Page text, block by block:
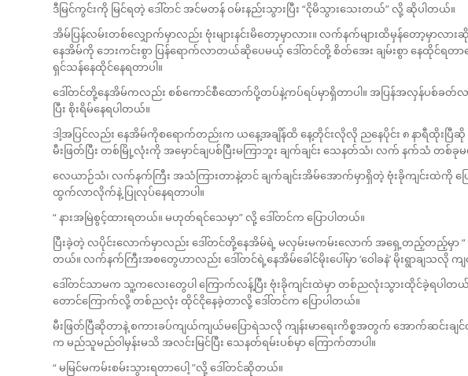
ဒီမြင်ကွင်းကို မြင်ရတဲ့ ‌ဒေါ်တင် အင်မတန် ဝမ်းနည်းသွားပြီး “ငိုမိသွားသေးတယ်” လို့ ဆိုပါတယ်။
အိမ်ပြန်လမ်းတစ်လျှောက်မှာလည်း ဗုံးများနင်းမိတော့မှာလား။ လက်နက်များထိမှန်တော့မှာလား
နေအိမ်ကို ဘေးကင်းစွာ ပြန်ရောက်လာတယ်ဆိုပေမယ့် ဒေါ်တင်တို့ စိတ်အေး ချမ်းစွာ နေထိုင်ရတ
ရှင်သန်နေထိုင်နေရတာပါ။
ဒေါ်တင်တို့နေအိမ်ကလည်း စစ်ကောင်စီထောက်ပို့တပ်နဲ့ကပ်ရပ်မှာရှိတာပါ။ အပြန်အလှန်ပစ်ခ
ပြီး စိုးရိမ်နေရပါတယ်။
ဒါ့အပြင်လည်း နေအိမ်ကိုစရောက်တည်းက ယနေ့အချိန်ထိ နေ့တိုင်းလိုလို ညနေပိုင်း ၈ နာရီထိုးပြီ
မီးဖြတ်ပြီး တစ်မြို့လုံးကို အမှောင်ချပစ်ပြီးမကြာဘူး ချက်ချင်း သေနတ်သံ၊ လက် နက်သံ တစ်ခု
လေယာဉ်သံ၊ လက်နက်ကြီး အသံကြားတာနဲ့တင် ချက်ချင်းအိမ်အောက်မှာရှိတဲ့ ဗုံးခိုကျင်းထဲကို ပြ
ထွက်လာလိုက်နဲ့ ပြုလုပ်နေရတာပါ။
“ နားအမြဲစွင့်ထားရတယ်။ မဟုတ်ရင်သေမှာ” လို့ ဒေါ်တင်က ပြောပါတယ်။
ပြီးခဲ့တဲ့ လပိုင်းလောက်မှာလည်း ဒေါ်တင်တို့နေအိမ်ရဲ့ မလှမ်းမကမ်းလောက် အရှေ့တည့်တည့်မှာ
တယ်။ လက်နက်ကြီးအစတွေဟာလည်း ဒေါ်တင်ရဲ့နေအိမ်ခေါင်မိုးပေါ်မှာ ‘ဝေါခနဲ’ မိုးရွာချသလို ကျ
ဒေါ်တင်သာမက သူ့ကလေးတွေပါ ကြောက်လန့်ပြီး ဗုံးခိုကျင်းထဲမှာ တစ်ညလုံးသွားထိုင်ခဲ့ရပါတ
တောင်ကြောက်လို့ တစ်ညလုံး ထိုင်ငိုနေခဲ့တာလို့ ဒေါ်တင်က ပြောပါတယ်။
မီးဖြတ်ပြီဆိုတာနဲ့ စကားခပ်ကျယ်ကျယ်မပြောရဲသလို ကျန်းမာရေးကိစ္စအတွက် အောက်ဆင်းချ
က မည်သူမည်ဝါမှန်းမသိ အလင်းမြင်ပြီး သေနတ်ရမ်းပစ်မှာ ကြောက်တာပါ။
“ မမြင်မကမ်းစမ်းသွားရတာပေါ့ ”လို့ ဒေါ်တင်ဆိုတယ်။